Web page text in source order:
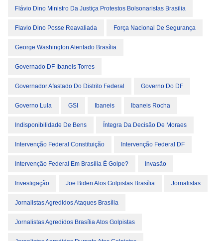
Flávio Dino Ministro Da Justiça Protestos Bolsonaristas Brasilia
Flavio Dino Posse Reavaliada Força Nacional De Segurança
George Washington Atentado Brasília
Governado DF Ibaneis Torres
Governador Afastado Do Distrito Federal Governo Do DF
Governo Lula GSI Ibaneis Ibaneis Rocha
Indisponibilidade De Bens Íntegra Da Decisão De Moraes
Intervenção Federal Constituição Intervenção Federal DF
Intervenção Federal Em Brasília É Golpe? Invasão
Investigação Joe Biden Atos Golpistas Brasília Jornalistas
Jornalistas Agredidos Ataques Brasília
Jornalistas Agredidos Brasília Atos Golpistas